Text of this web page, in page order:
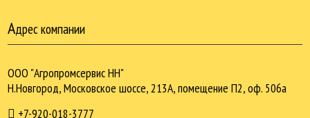
Адрес компании
ООО "Агропромсервис НН"
Н.Новгород, Московское шоссе, 213А, помещение П2, оф. 506а
+7-920-018-3777